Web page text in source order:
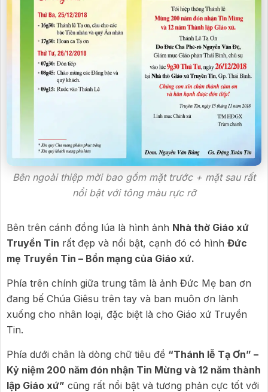
Bên ngoài thiệp mời bao gồm mặt trước + mặt sau rất
nổi bật với tông màu rực rỡ
Bên trên cánh đồng lúa là hình ảnh Nhà thờ Giáo xứ
Truyền Tin rất đẹp và nổi bật, cạnh đó có hình Đức
mẹ Truyền Tin – Bổn mạng của Giáo xứ.
Phía trên chính giữa trung tâm là ảnh Đức Mẹ ban ơn
đang bế Chúa Giêsu trên tay và ban muôn ơn lành
xuống cho nhân loại, đặc biệt là cho Giáo xứ Truyền
Tin.
Phía dưới chân là dòng chữ tiêu đề “Thánh lễ Tạ Ơn” –
Kỷ niệm 200 năm đón nhận Tin Mừng và 12 năm thành
lập Giáo xứ” cũng rất nổi bật và tương phản cực tốt với